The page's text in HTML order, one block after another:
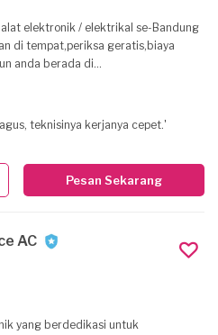
elektronik / elektrikal se-Bandung
di tempat,periksa geratis,biaya
anda berada di
/ besar kami
teknisinya kerjanya cepet.'
Pesan Sekarang
AC
yang berdedikasi untuk